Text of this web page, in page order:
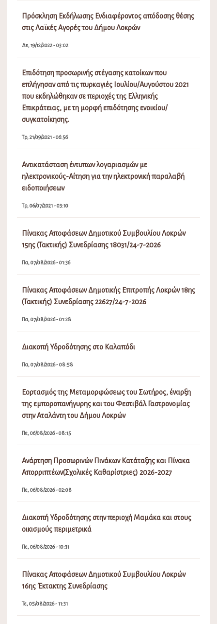
Πρόσκληση Εκδήλωσης Ενδιαφέροντος απόδοσης θέσης
στις Λαϊκές Αγορές του Δήμου Λοκρών
Δε, 19/12/2022 - 03:02
Επιδότηση προσωρινής στέγασης κατοίκων που
επλήγησαν από τις πυρκαγιές Ιουλίου/Αυγούστου 2021
που εκδηλώθηκαν σε περιοχές της Ελληνικής
Επικράτειας, με τη μορφή επιδότησης ενοικίου/
συγκατοίκησης.
Τρ, 21/09/2021 - 06:56
Αντικατάσταση έντυπων λογαριασμών με
ηλεκτρονικούς-Αίτηση για την ηλεκτρονική παραλαβή
ειδοποιήσεων
Τρ, 06/07/2021 - 03:10
Πίνακας Αποφάσεων Δημοτικού Συμβουλίου Λοκρών
15ης (Τακτικής) Συνεδρίασης 18031/24-7-2026
Πα, 07/08/2026 - 01:36
Πίνακας Αποφάσεων Δημοτικής Επιτροπής Λοκρών 18ης
(Τακτικής) Συνεδρίασης 22627/24-7-2026
Πα, 07/08/2026 - 01:28
Διακοπή Υδροδότησης στο Καλαπόδι
Πα, 07/08/2026 - 08:58
Εορτασμός της Μεταμορφώσεως του Σωτήρος, έναρξη
της εμποροπανήγυρης και του Φεστιβάλ Γαστρονομίας
στην Αταλάντη του Δήμου Λοκρών
Πε, 06/08/2026 - 08:15
Ανάρτηση Προσωρινών Πινάκων Κατάταξης και Πίνακα
Απορριπτέων(Σχολικές Καθαρίστριες) 2026-2027
Πε, 06/08/2026 - 02:08
Διακοπή Υδροδότησης στην περιοχή Μαμάκα και στους
οικισμούς περιμετρικά
Πε, 06/08/2026 - 10:31
Πίνακας Αποφάσεων Δημοτικού Συμβουλίου Λοκρών
16ης Έκτακτης Συνεδρίασης
Τε, 05/08/2026 - 11:31